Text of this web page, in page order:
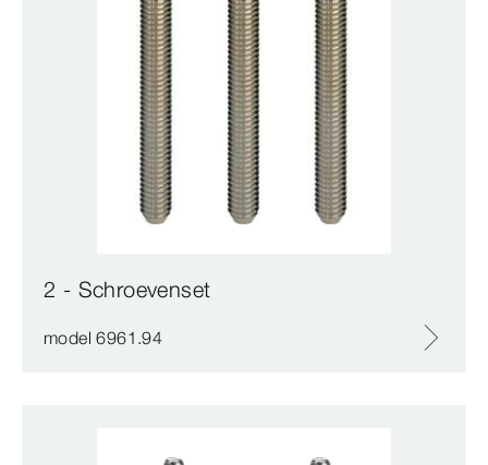
2 - Schroevenset
model 6961.94